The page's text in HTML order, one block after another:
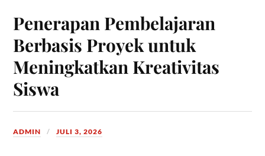
Penerapan Pembelajaran
Berbasis Proyek untuk
Meningkatkan Kreativitas
Siswa
ADMIN JULI 3, 2026